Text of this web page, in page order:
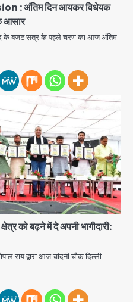
: अंतिम दिन आयकर विधेयक
आसार
बजट सत्र के पहले चरण का आज अंतिम
को बढ़ने में दे अपनी भागीदारी:
राय द्वारा आज चांदनी चौक दिल्ली
की बड़ी कामयाबी, चोरी के
फरोख्त करने वाले गिरोह का
परीक्षाओं में नकल कराने वाले
का भंडाफोड़, मास्टरमाइंड
: 72 घंटे में उत्तर-पश्चिम
बड़ा एक्शन